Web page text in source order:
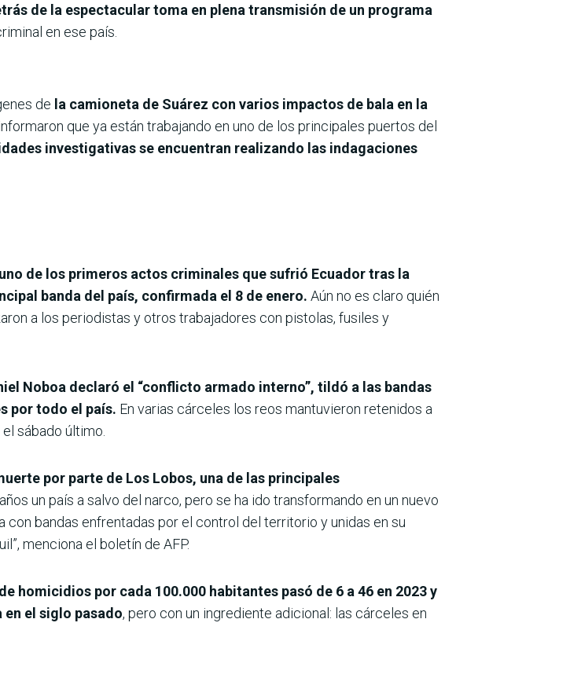
de la espectacular toma en plena transmisión de un programa
en ese país.
de la camioneta de Suárez con varios impactos de bala en la
que ya están trabajando en uno de los principales puertos del
investigativas se encuentran realizando las indagaciones
de los primeros actos criminales que sufrió Ecuador tras la
banda del país, confirmada el 8 de enero. Aún no es claro quién
a los periodistas y otros trabajadores con pistolas, fusiles y
Noboa declaró el “conflicto armado interno”, tildó a las bandas
por todo el país. En varias cárceles los reos mantuvieron retenidos a
sábado último.
por parte de Los Lobos, una de las principales
un país a salvo del narco, pero se ha ido transformando en un nuevo
bandas enfrentadas por el control del territorio y unidas en su
menciona el boletín de AFP.
homicidios por cada 100.000 habitantes pasó de 6 a 46 en 2023 y
el siglo pasado, pero con un ingrediente adicional: las cárceles en